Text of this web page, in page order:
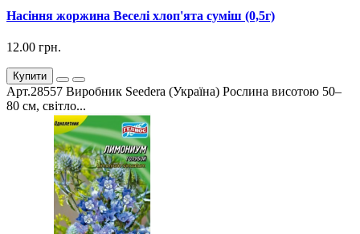
Насіння жоржина Веселі хлоп'ята суміш (0,5г)
12.00 грн.
Купити
Арт.28557 Виробник Seedera (Україна) Рослина висотою 50–
80 см, світло...